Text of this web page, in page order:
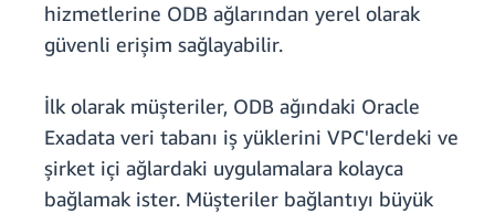
hizmetlerine ODB ağlarından yerel olarak
güvenli erişim sağlayabilir.
İlk olarak müşteriler, ODB ağındaki Oracle
Exadata veri tabanı iş yüklerini VPC'lerdeki ve
şirket içi ağlardaki uygulamalara kolayca
bağlamak ister. Müşteriler bağlantıyı büyük